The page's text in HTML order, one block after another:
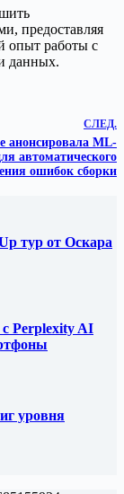
предоставляя
опыт работы с
данных.
СЛЕД.
анонсировала ML-
автоматического
ошибок сборки
тур от Оскара
с Perplexity AI
уровня